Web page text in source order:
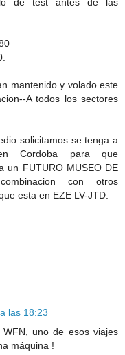
mantenido y volado este
A todos los sectores
solicitamos se tenga a
Cordoba para que
un FUTURO MUSEO DE
combinacion con otros
esta en EZE LV-JTD.
las 18:23
uno de esos viajes
máquina !